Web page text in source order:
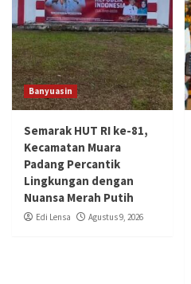
Banyuasin
Semarak HUT RI ke-81,
Kecamatan Muara
Padang Percantik
Lingkungan dengan
Nuansa Merah Putih
Edi Lensa Agustus 9, 2026